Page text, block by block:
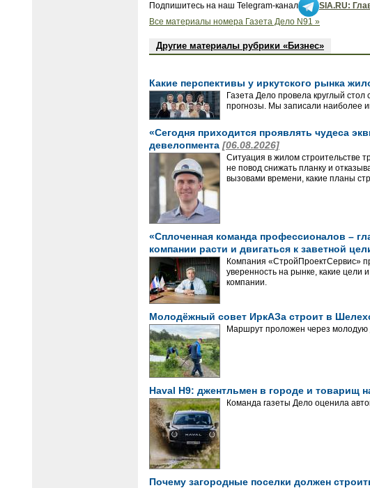
Подпишитесь на наш Telegram-канал
SIA.RU:
Все материалы номера Газета Дело N91 »
Другие материалы рубрики «Бизнес»
Какие перспективы у иркутского рынка
Газета Дело провела круглый
прогнозы. Мы записали наиболее
«Сегодня приходится проявлять чудеса
девелопмента [06.08.2026]
Ситуация в жилом строительстве
не повод снижать планку и
вызовами времени, какие планы
«Сплоченная команда профессионалов –
компании расти и двигаться к заветной
Компания «СтройПроектСервис»
уверенность на рынке, какие цели
компании.
Молодёжный совет ИркАЗа строит в
Маршрут проложен через молодую
Haval H9: джентльмен в городе и товарищ
Команда газеты Дело оценила
Почему загородные поселки должен